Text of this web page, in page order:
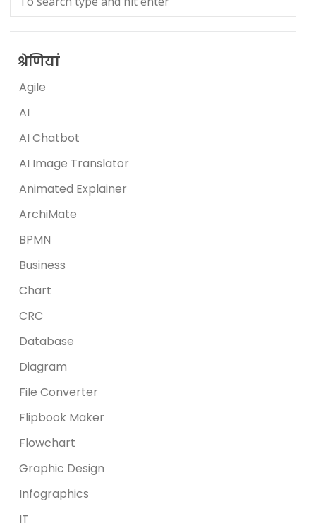
श्रेणियां
Agile
AI
AI Chatbot
AI Image Translator
Animated Explainer
ArchiMate
BPMN
Business
Chart
CRC
Database
Diagram
File Converter
Flipbook Maker
Flowchart
Graphic Design
Infographics
IT